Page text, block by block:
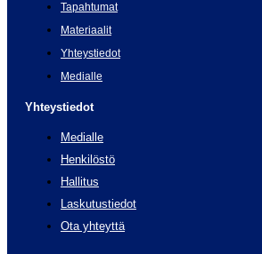
Tapahtumat
Materiaalit
Yhteystiedot
Medialle
Yhteystiedot
Medialle
Henkilöstö
Hallitus
Laskutustiedot
Ota yhteyttä